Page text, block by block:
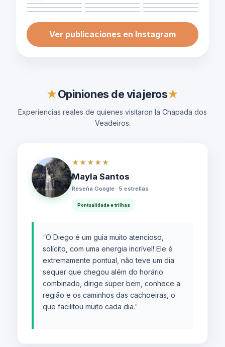
Ver publicaciones en Instagram
★Opiniones de viajeros★
Experiencias reales de quienes visitaron la Chapada dos
Veadeiros.
★★★★★
Mayla Santos
Reseña Google · 5 estrellas
Pontualidade e trilhas
“O Diego é um guia muito atencioso,
solícito, com uma energia incrível! Ele é
extremamente pontual, não teve um dia
sequer que chegou além do horário
combinado, dirige super bem, conhece a
região e os caminhos das cachoeiras, o
que facilitou muito cada dia.”